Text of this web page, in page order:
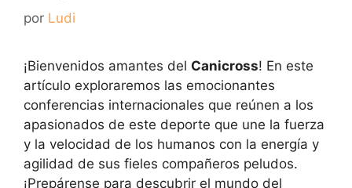
por Ludi
¡Bienvenidos amantes del Canicross! En este
artículo exploraremos las emocionantes
conferencias internacionales que reúnen a los
apasionados de este deporte que une la fuerza
y la velocidad de los humanos con la energía y
agilidad de sus fieles compañeros peludos.
¡Prepárense para descubrir el mundo del